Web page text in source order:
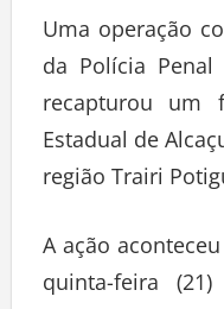
Uma operação
da Polícia
recapturou um
Estadual de
região Trairi
A ação
quinta-feira